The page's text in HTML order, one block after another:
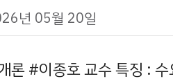
년 05월 20일
론 #이종호 교수 특징 :